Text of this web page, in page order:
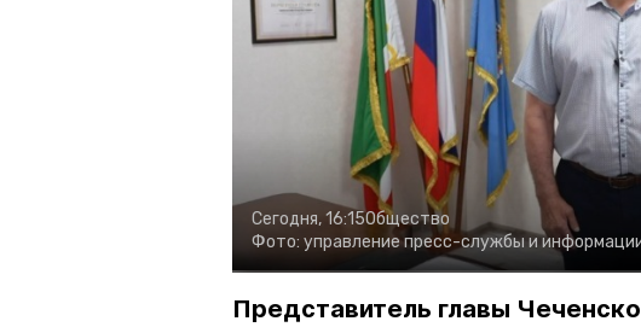
Сегодня, 16:15Общество
Фото: управление пресс-службы и
Представитель главы